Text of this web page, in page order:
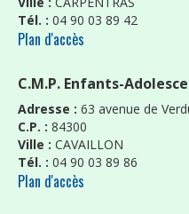
Tél. : 04 90 03 89 42
Plan d'accès
C.M.P. Enfants-
Adresse : 63 avenue de
C.P. : 84300
Ville : CAVAILLON
Tél. : 04 90 03 89 86
Plan d'accès